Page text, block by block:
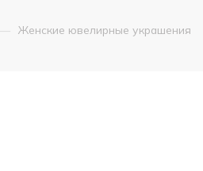
Женские ювелирные украшения